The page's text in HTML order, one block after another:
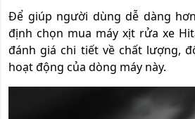
Để giúp người dùng dễ dàng
định chọn mua máy xịt rửa xe
đánh giá chi tiết về chất lượng,
hoạt động của dòng máy này.